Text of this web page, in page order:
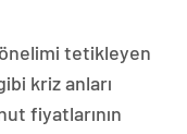
tetikleyen
kriz anları
fiyatlarının